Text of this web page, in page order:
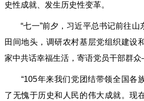
史性成就、发生历史性变革。
“七一”前夕，习近平总书记前往山
田间地头，调研农村基层党组织建设
家中共话幸福生活，寄语党员干部群
“105年来我们党团结带领全国各
了无愧于历史和人民的伟大成就。现